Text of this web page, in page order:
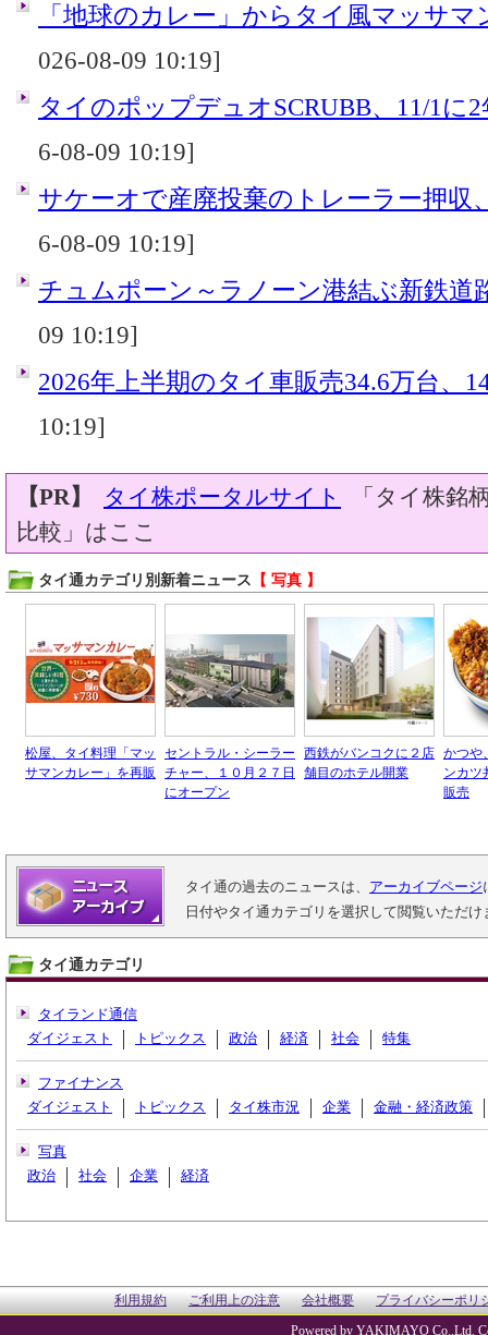
「地球のカレー」からタイ風マッサマ
026-08-09 10:19]
タイのポップデュオSCRUBB、11/1に
6-08-09 10:19]
サケーオで産廃投棄のトレーラー押収
6-08-09 10:19]
チュムポーン～ラノーン港結ぶ新鉄道
09 10:19]
2026年上半期のタイ車販売34.6万台、
10:19]
【PR】 タイ株ポータルサイト
「タイ株銘
比較」はここ
タイ通カテゴリ別新着ニュース 【 写真 】
松屋、タイ料理「マッ
サマンカレー」を再販
セントラル・シーラー
チャー、１０月２７日
にオープン
西鉄がバンコクに２店
舗目のホテル開業
かつや
ンカツ
販売
タイ通の過去のニュースは、 アーカイブページ
日付やタイ通カテゴリを選択して閲覧いただけ
タイ通カテゴリ
タイランド通信
ダイジェスト
トピックス 政治 経済 社会 特集
ファイナンス
ダイジェスト
トピックス タイ株市況 企業 金融・経済政策
写真
政治
社会 企業 経済
利用規約 ご利用上の注意 会社概要 プライバシーポリ
Powered by YAKIMAYO Co.,Ltd.